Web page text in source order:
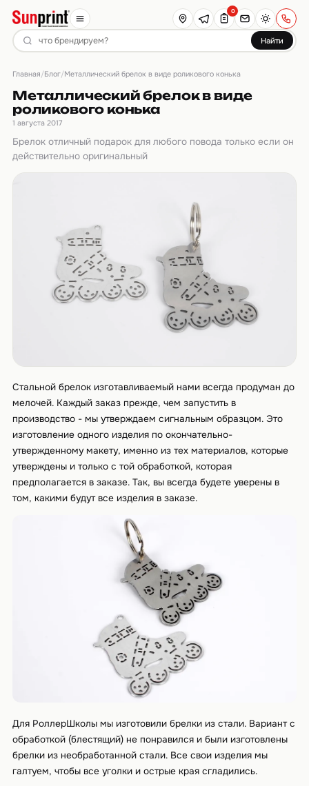
Найти
0
Главная/Блог/Металлический брелок в виде роликового конька
Металлический брелок в виде
роликового конька
1 августа 2017
Брелок отличный подарок для любого повода только если он
действительно оригинальный
Стальной брелок изготавливаемый нами всегда продуман до
мелочей. Каждый заказ прежде, чем запустить в
производство - мы утверждаем сигнальным образцом. Это
изготовление одного изделия по окончательно-
утвержденному макету, именно из тех материалов, которые
утверждены и только с той обработкой, которая
предполагается в заказе. Так, вы всегда будете уверены в
том, какими будут все изделия в заказе.
Для РоллерШколы мы изготовили брелки из стали. Вариант с
обработкой (блестящий) не понравился и были изготовлены
брелки из необработанной стали. Все свои изделия мы
галтуем, чтобы все уголки и острые края сгладились.